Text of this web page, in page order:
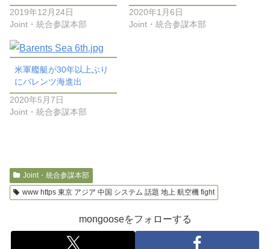
2019年12月24日
Joint・統合参謀本部
2020年1月6日
Joint・統合参謀本部
米軍艦艇が30年以上ぶり
にバレンツ海進出
2020年5月7日
Joint・統合参謀本部
Joint・統合参謀本部
www https 東京 アジア 中国 システム 話題 地上 航空機 fight
mongooseをフォローする